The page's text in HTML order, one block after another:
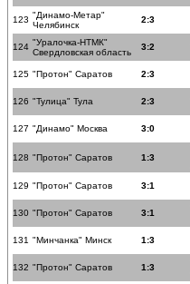
123 "Динамо-Метар"
Челябинск
2:3
124 "Уралочка-НТМК"
Свердловская область
3:2
125 "Протон" Саратов 2:3
126 "Тулица" Тула 2:3
127 "Динамо" Москва 3:0
128 "Протон" Саратов 1:3
129 "Протон" Саратов 3:1
130 "Протон" Саратов 3:1
131 "Минчанка" Минск 1:3
132 "Протон" Саратов 1:3